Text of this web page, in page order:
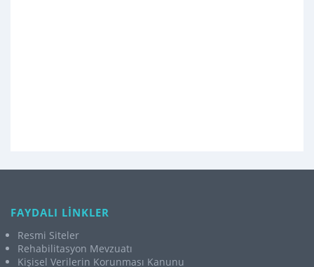
FAYDALI LİNKLER
Resmi Siteler
Rehabilitasyon Mevzuatı
Kişisel Verilerin Korunması Kanunu